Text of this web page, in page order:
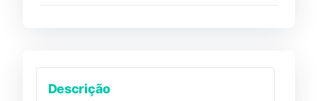
Descrição